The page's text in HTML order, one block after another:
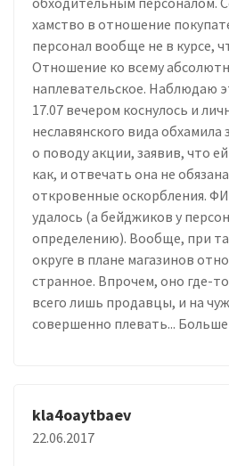
хамство в отношение
персонал вообще не в курсе,
Отношение ко всему
наплевательское. Наблюдаю
17.07 вечером коснулось и
неславянского вида обхамила
о поводу акции, заявив, что
как, и отвечать она не
откровенные оскорбления.
удалось (а бейджиков у
определению). Вообще, при
округе в плане магазинов
странное. Впрочем, оно где-
всего лишь продавцы, и на
совершенно плевать... Больше
kla4oaytbaev
22.06.2017